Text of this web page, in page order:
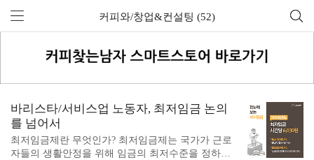
커피와/창업&컨설팅 (52)
바리스타/서비스업 노동자, 최저임금 논의
를 넘어서
최저임금제란 무엇인가? 최저임금제는 국가가 근로
자들의 생활안정을 위해 임금의 최저수준을 정하고